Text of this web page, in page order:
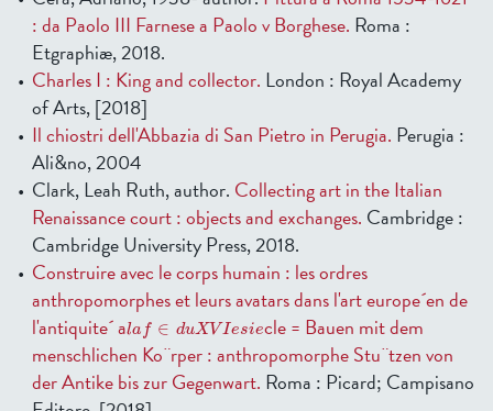
: da Paolo III Farnese a Paolo v Borghese. Roma :
Etgraphiæ, 2018.
Charles I : King and collector. London : Royal Academy
of Arts, [2018]
Il chiostri dell'Abbazia di San Pietro in Perugia. Perugia :
Ali&no, 2004
Clark, Leah Ruth, author. Collecting art in the Italian
Renaissance court : objects and exchanges. Cambridge :
Cambridge University Press, 2018.
Construire avec le corps humain : les ordres
anthropomorphes et leurs avatars dans l'art europe´en de
l'antiquite´ ala f ∈ duXVIesie
laf∈ du XVIesie
cle = Bauen mit dem
menschlichen Ko¨rper : anthropomorphe Stu¨tzen von
der Antike bis zur Gegenwart. Roma : Picard; Campisano